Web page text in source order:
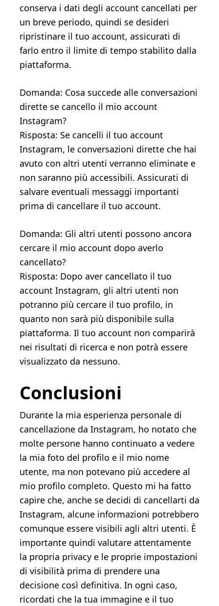
conserva i dati degli account cancellati per
un breve periodo, quindi se desideri
ripristinare il tuo account, assicurati di
farlo entro il limite di tempo stabilito dalla
piattaforma.
Domanda: Cosa succede alle conversazioni
dirette se cancello il mio account
Instagram?
Risposta: Se cancelli il tuo account
Instagram, le conversazioni dirette che hai
avuto con altri utenti verranno eliminate e
non saranno più accessibili. Assicurati di
salvare eventuali messaggi importanti
prima di cancellare il tuo account.
Domanda: Gli altri utenti possono ancora
cercare il mio account dopo averlo
cancellato?
Risposta: Dopo aver cancellato il tuo
account Instagram, gli altri utenti non
potranno più cercare il tuo profilo, in
quanto non sarà più disponibile sulla
piattaforma. Il tuo account non comparirà
nei risultati di ricerca e non potrà essere
visualizzato da nessuno.
Conclusioni
Durante la mia esperienza personale di
cancellazione da Instagram, ho notato che
molte persone hanno continuato a vedere
la mia foto del profilo e il mio nome
utente, ma non potevano più accedere al
mio profilo completo. Questo mi ha fatto
capire che, anche se decidi di cancellarti da
Instagram, alcune informazioni potrebbero
comunque essere visibili agli altri utenti. È
importante quindi valutare attentamente
la propria privacy e le proprie impostazioni
di visibilità prima di prendere una
decisione così definitiva. In ogni caso,
ricordati che la tua immagine e il tuo